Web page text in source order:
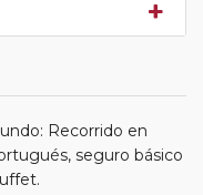
Recorrido en
seguro básico